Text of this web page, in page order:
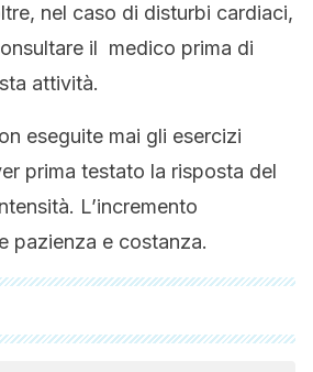
nel caso di disturbi cardiaci,
il medico prima di
attività.
eseguite mai gli esercizi
prima testato la risposta del
L’incremento
pazienza e costanza.
state esaminate a fondo dal nostro